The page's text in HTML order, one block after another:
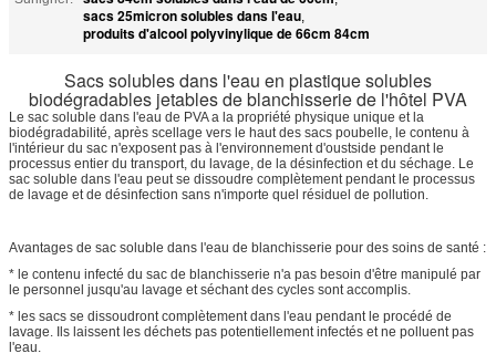
sacs 25micron solubles dans l'eau,
produits d'alcool polyvinylique de 66cm 84cm
Sacs solubles dans l'eau en plastique solubles
biodégradables jetables de blanchisserie de l'hôtel PVA
Le sac soluble dans l'eau de PVA a la propriété physique unique et la
biodégradabilité, après scellage vers le haut des sacs poubelle, le contenu à
l'intérieur du sac n'exposent pas à l'environnement d'oustside pendant le
processus entier du transport, du lavage, de la désinfection et du séchage. Le
sac soluble dans l'eau peut se dissoudre complètement pendant le processus
de lavage et de désinfection sans n'importe quel résiduel de pollution.
Avantages de sac soluble dans l'eau de blanchisserie pour des soins de santé :
* le contenu infecté du sac de blanchisserie n'a pas besoin d'être manipulé par
le personnel jusqu'au lavage et séchant des cycles sont accomplis.
* les sacs se dissoudront complètement dans l'eau pendant le procédé de
lavage. Ils laissent les déchets pas potentiellement infectés et ne polluent pas
l'eau.